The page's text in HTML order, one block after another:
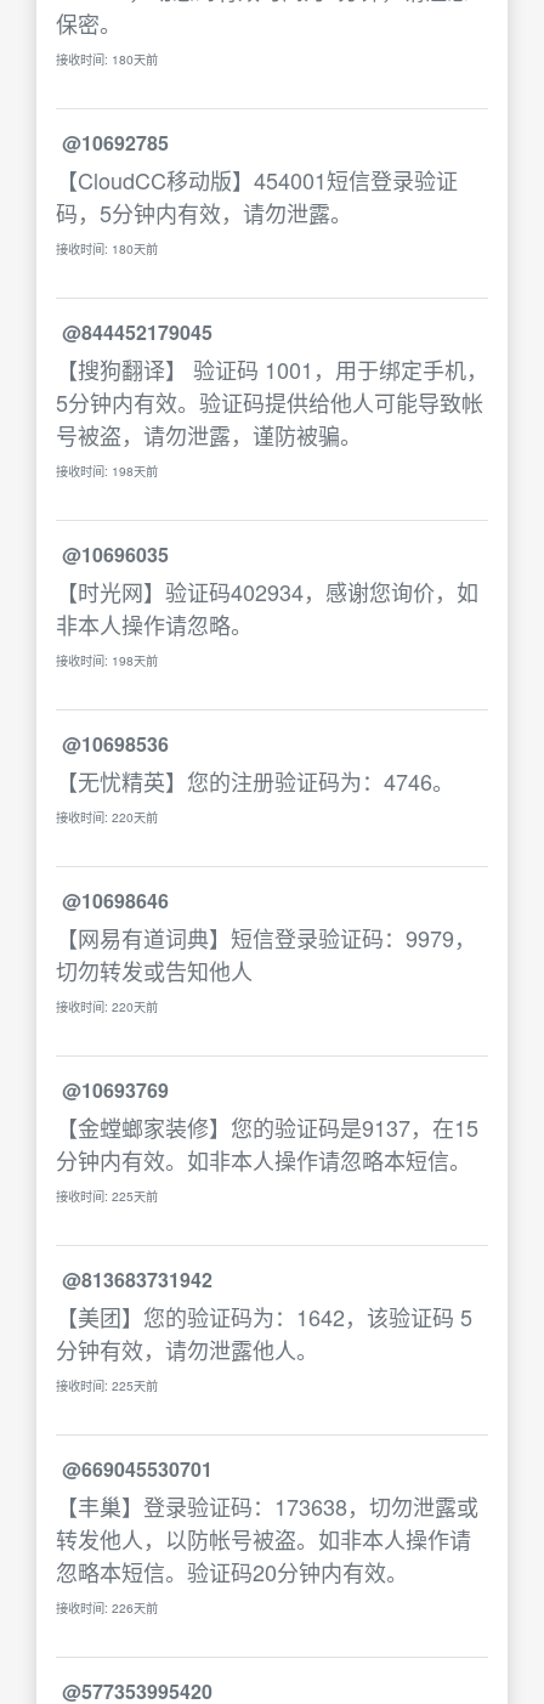
保密。
接收时间: 180天前
@10692785
【CloudCC移动版】454001短信登录验证
码，5分钟内有效，请勿泄露。
接收时间: 180天前
@844452179045
【搜狗翻译】 验证码 1001，用于绑定手机，
5分钟内有效。验证码提供给他人可能导致帐
号被盗，请勿泄露，谨防被骗。
接收时间: 198天前
@10696035
【时光网】验证码402934，感谢您询价，如
非本人操作请忽略。
接收时间: 198天前
@10698536
【无忧精英】您的注册验证码为：4746。
接收时间: 220天前
@10698646
【网易有道词典】短信登录验证码：9979，
切勿转发或告知他人
接收时间: 220天前
@10693769
【金螳螂家装修】您的验证码是9137，在15
分钟内有效。如非本人操作请忽略本短信。
接收时间: 225天前
@813683731942
【美团】您的验证码为：1642，该验证码 5
分钟有效，请勿泄露他人。
接收时间: 225天前
@669045530701
【丰巢】登录验证码：173638，切勿泄露或
转发他人，以防帐号被盗。如非本人操作请
忽略本短信。验证码20分钟内有效。
接收时间: 226天前
@577353995420